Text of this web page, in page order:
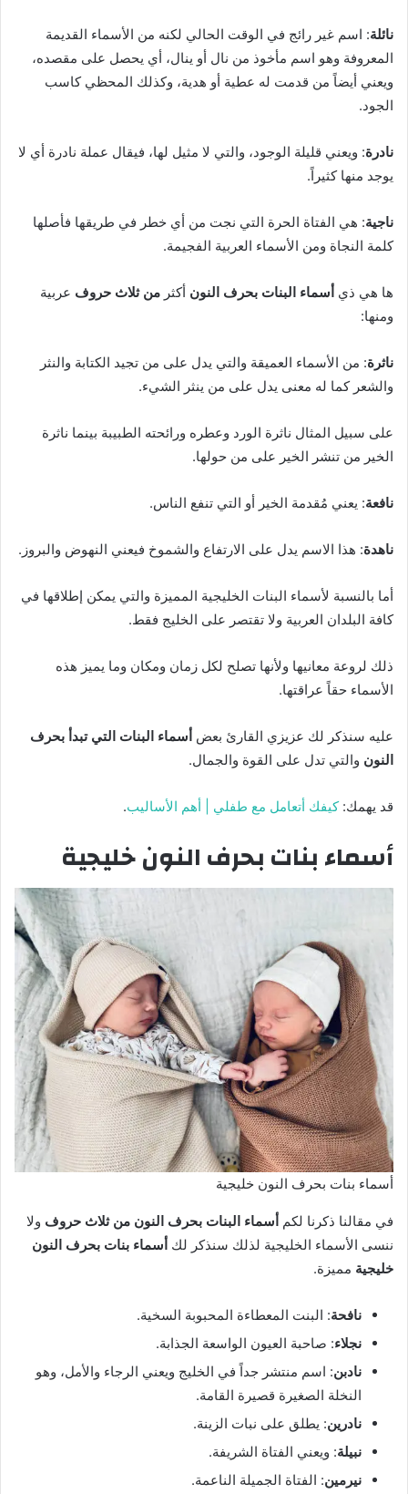
نائلة: اسم غير رائج في الوقت الحالي لكنه من الأسماء القديمة
المعروفة وهو اسم مأخوذ من نال أو ينال، أي يحصل على مقصده،
ويعني أيضاً من قدمت له عطية أو هدية، وكذلك المحظي كاسب
الجود.
نادرة: ويعني قليلة الوجود، والتي لا مثيل لها، فيقال عملة نادرة أي لا
يوجد منها كثيراً.
ناجية: هي الفتاة الحرة التي نجت من أي خطر في طريقها فأصلها
كلمة النجاة ومن الأسماء العربية الفجيمة.
ها هي ذي أسماء البنات بحرف النون أكثر من ثلاث حروف عربية
ومنها:
ناثرة: من الأسماء العميقة والتي يدل على من تجيد الكتابة والنثر
والشعر كما له معنى يدل على من ينثر الشيء.
على سبيل المثال ناثرة الورد وعطره ورائحته الطبيبة بينما ناثرة
الخير من تنشر الخير على من حولها.
نافعة: يعني مُقدمة الخير أو التي تنفع الناس.
ناهدة: هذا الاسم يدل على الارتفاع والشموخ فيعني النهوض والبروز.
أما بالنسبة لأسماء البنات الخليجية المميزة والتي يمكن إطلاقها في
كافة البلدان العربية ولا تقتصر على الخليج فقط.
ذلك لروعة معانيها ولأنها تصلح لكل زمان ومكان وما يميز هذه
الأسماء حقاً عراقتها.
عليه سنذكر لك عزيزي القارئ بعض أسماء البنات التي تبدأ بحرف
النون والتي تدل على القوة والجمال.
قد يهمك:كيفك أتعامل مع طفلي | أهم الأساليب.
أسماء بنات بحرف النون خليجية
أسماء بنات بحرف النون خليجية
في مقالنا ذكرنا لكم أسماء البنات بحرف النون من ثلاث حروف ولا
ننسى الأسماء الخليجية لذلك سنذكر لك أسماء بنات بحرف النون
خليجية مميزة.
نافحة: البنت المعطاءة المحبوبة السخية.
نجلاء: صاحبة العيون الواسعة الجذابة.
نادبن: اسم منتشر جداً في الخليج ويعني الرجاء والأمل، وهو
النخلة الصغيرة قصيرة القامة.
نادرين: يطلق على نبات الزينة.
نبيلة: ويعني الفتاة الشريفة.
نيرمين: الفتاة الجميلة الناعمة.